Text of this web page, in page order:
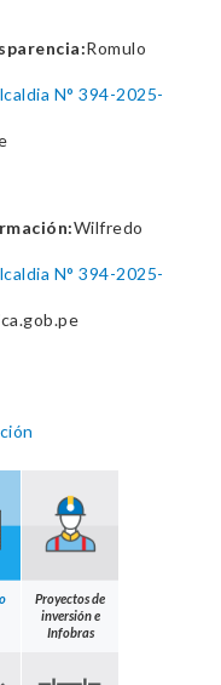
Romulo
N° 394-2025-
Wilfredo
N° 394-2025-
Proyectos de
inversión e
Infobras